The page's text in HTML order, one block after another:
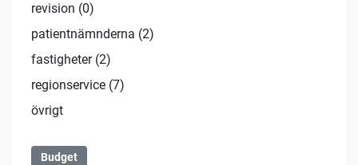
revision (0)
patientnämnderna (2)
fastigheter (2)
regionservice (7)
övrigt
Budget